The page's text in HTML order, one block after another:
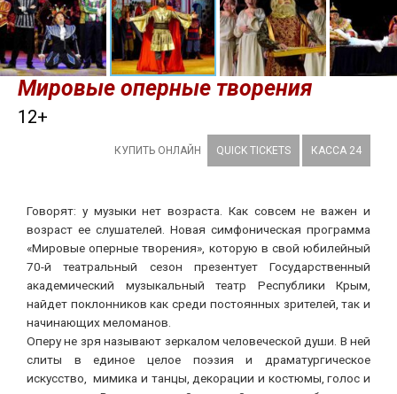
Мировые оперные творения
12+
КУПИТЬ ОНЛАЙН QUICK TICKETS КАССА 24
Говорят: у музыки нет возраста. Как совсем не важен и
возраст ее слушателей. Новая симфоническая программа
«Мировые оперные творения», которую в свой юбилейный
70-й театральный сезон презентует Государственный
академический музыкальный театр Республики Крым,
найдет поклонников как среди постоянных зрителей, так и
начинающих меломанов.
Оперу не зря называют зеркалом человеческой души. В ней
слиты в единое целое поэзия и драматургическое
искусство, мимика и танцы, декорации и костюмы, голос и